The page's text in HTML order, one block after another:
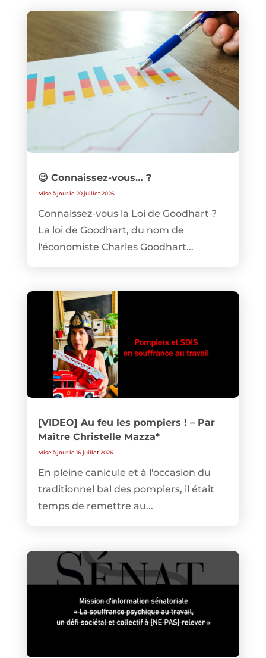
😉 Connaissez-vous… ?
Mise à jour le 20 juillet 2026
Connaissez-vous la Loi de Goodhart ?
La loi de Goodhart, du nom de
l'économiste Charles Goodhart...
[VIDEO] Au feu les pompiers ! – Par
Maître Christelle Mazza*
Mise à jour le 16 juillet 2026
En pleine canicule et à l'occasion du
traditionnel bal des pompiers, il était
temps de remettre au...